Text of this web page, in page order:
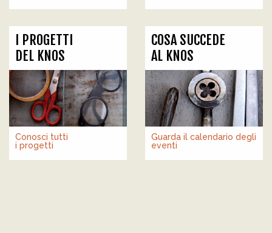
I PROGETTI
DEL KNOS
Conosci tutti
i progetti
COSA SUCCEDE
AL KNOS
Guarda il calendario degli
eventi